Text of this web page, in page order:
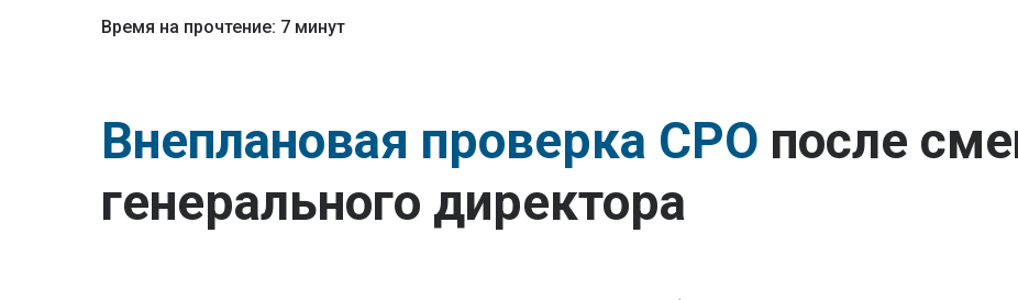
Время на прочтение: 7 минут
Внеплановая проверка СРО после
генерального директора